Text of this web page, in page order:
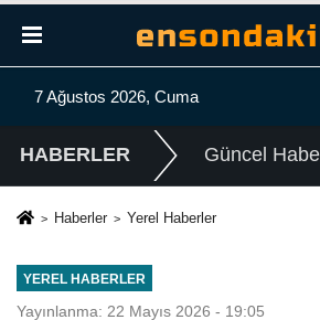
7 Ağustos 2026, Cuma
HABERLER Güncel
Haberler Yerel Haberler
YEREL HABERLER
Yayınlanma: 22 Mayıs 2026 - 19:05